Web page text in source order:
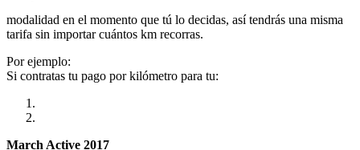
modalidad en el momento que tú lo decidas, así tendrás una misma
tarifa sin importar cuántos km recorras.
Por ejemplo:
Si contratas tu pago por kilómetro para tu:
March Active 2017